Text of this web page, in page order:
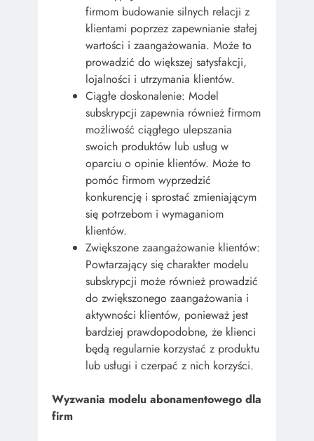
firmom budowanie silnych relacji z
klientami poprzez zapewnianie stałej
wartości i zaangażowania. Może to
prowadzić do większej satysfakcji,
lojalności i utrzymania klientów.
Ciągłe doskonalenie: Model
subskrypcji zapewnia również firmom
możliwość ciągłego ulepszania
swoich produktów lub usług w
oparciu o opinie klientów. Może to
pomóc firmom wyprzedzić
konkurencję i sprostać zmieniającym
się potrzebom i wymaganiom
klientów.
Zwiększone zaangażowanie klientów:
Powtarzający się charakter modelu
subskrypcji może również prowadzić
do zwiększonego zaangażowania i
aktywności klientów, ponieważ jest
bardziej prawdopodobne, że klienci
będą regularnie korzystać z produktu
lub usługi i czerpać z nich korzyści.
Wyzwania modelu abonamentowego dla
firm